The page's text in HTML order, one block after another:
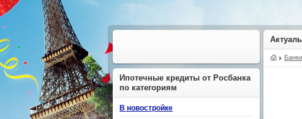
Банки
Ипотечные кредиты от Росбанка
по категориям
В новостройке